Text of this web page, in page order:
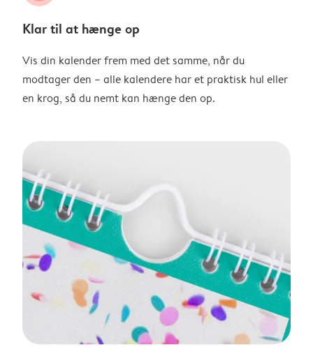
Klar til at hænge op
Vis din kalender frem med det samme, når du
modtager den – alle kalendere har et praktisk hul eller
en krog, så du nemt kan hænge den op.